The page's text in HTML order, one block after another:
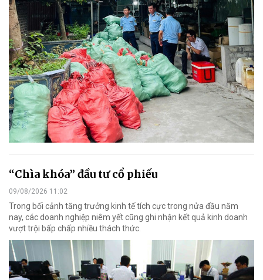
“Chìa khóa” đầu tư cổ phiếu
09/08/2026 11:02
Trong bối cảnh tăng trưởng kinh tế tích cực trong nửa đầu năm
nay, các doanh nghiệp niêm yết cũng ghi nhận kết quả kinh doanh
vượt trội bấp chấp nhiều thách thức.